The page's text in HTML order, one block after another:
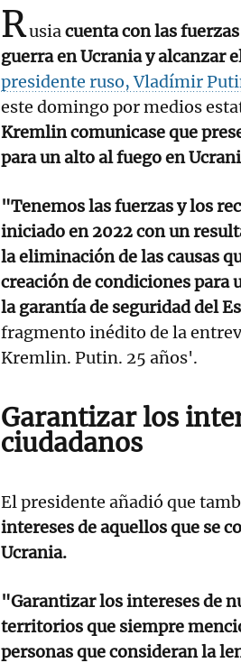
Rusiacuenta con las
guerra en Ucrania y alcanzar
presidente ruso, Vladímir
este domingo por medios
Kremlin comunicase que
para un alto al fuego en
"Tenemos las fuerzas y los
iniciado en 2022 con un
la eliminación de las causas
creación de condiciones para
la garantía de seguridad del
fragmento inédito de la
Kremlin. Putin. 25 años'.
Garantizar los
ciudadanos
El presidente añadió que
intereses de aquellos que se
Ucrania.
"Garantizar los intereses de
territorios que siempre
personas que consideran la